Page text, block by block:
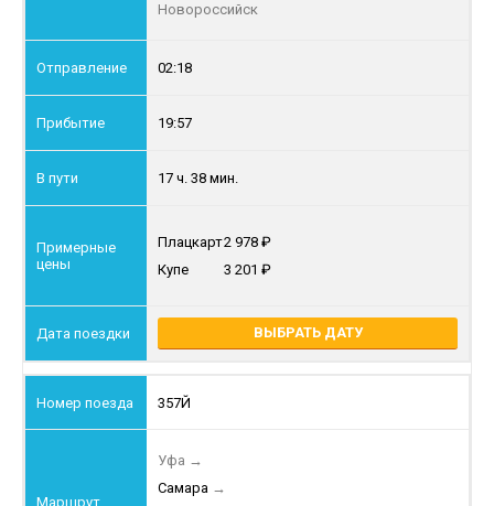
Новороссийск
02:18
19:57
17 ч. 38 мин.
Плацкарт2 978
Купе
3 201
ВЫБРАТЬ ДАТУ
357Й
Уфа →
Самара →